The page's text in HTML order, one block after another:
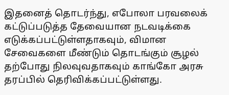
இதனைத் தொடர்ந்து, எபோலா பரவலைக்
கட்டுப்படுத்த தேவையான நடவடிக்கை
எடுக்கப்பட்டுள்ளதாகவும், விமான
சேவைகளை மீண்டும் தொடங்கும் சூழல்
தற்போது நிலவுவதாகவும் காங்கோ அரசு
தரப்பில் தெரிவிக்கப்பட்டுள்ளது.